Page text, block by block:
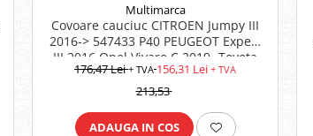
Multimarca
Covoare cauciuc CITROEN Jumpy III
2016-> 547433 P40 PEUGEOT Expert
III 2016 Opel Vivaro C 2019- Toyota
ProAce II 2016-
176,47 Lei+ TVA 156,31 Lei + TVA
213,53
ADAUGA IN COS